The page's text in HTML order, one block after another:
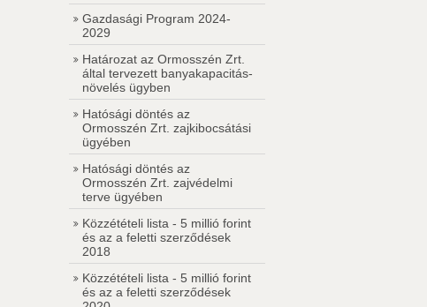
Gazdasági Program 2024-
2029
Határozat az Ormosszén Zrt.
által tervezett banyakapacitás-
növelés ügyben
Hatósági döntés az
Ormosszén Zrt. zajkibocsátási
ügyében
Hatósági döntés az
Ormosszén Zrt. zajvédelmi
terve ügyében
Közzétételi lista - 5 millió forint
és az a feletti szerződések
2018
Közzétételi lista - 5 millió forint
és az a feletti szerződések